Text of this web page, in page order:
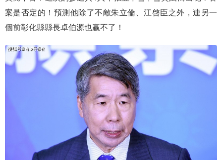
案是否定的！預測他除了不敵朱立倫、江啓臣之外，連另一
個前彰化縣縣長卓伯源也赢不了！